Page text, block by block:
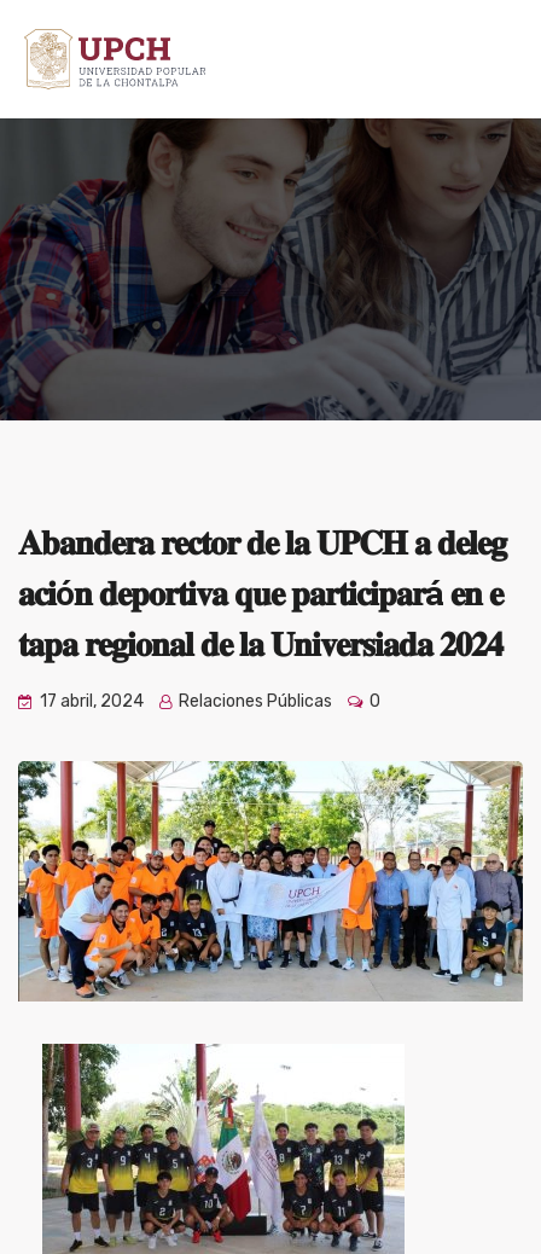
𝐀𝐛𝐚𝐧𝐝𝐞𝐫𝐚 𝐫𝐞𝐜𝐭𝐨𝐫 𝐝𝐞 𝐥𝐚 𝐔𝐏𝐂𝐇 𝐚 𝐝𝐞𝐥𝐞𝐠
𝐚𝐜𝐢ó𝐧 𝐝𝐞𝐩𝐨𝐫𝐭𝐢𝐯𝐚 𝐪𝐮𝐞 𝐩𝐚𝐫𝐭𝐢𝐜𝐢𝐩𝐚𝐫á 𝐞𝐧 𝐞
𝐭𝐚𝐩𝐚 𝐫𝐞𝐠𝐢𝐨𝐧𝐚𝐥 𝐝𝐞 𝐥𝐚 𝐔𝐧𝐢𝐯𝐞𝐫𝐬𝐢𝐚𝐝𝐚 𝟐𝟎𝟐𝟒
17 abril, 2024 Relaciones Públicas 0